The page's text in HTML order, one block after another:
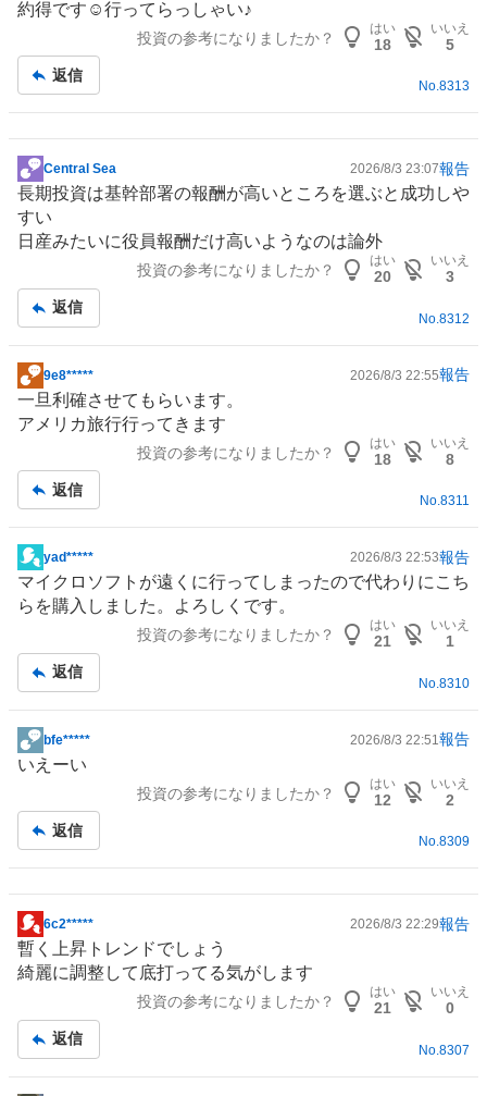
約得です☺行ってらっしゃい♪
投資の参考になりましたか？
はい
18
いいえ
5
返信
No.8313
掲
示
板
記
Central Sea 2026/8/3 23:07報告
長期投資は基幹部署の報酬が高いところを選ぶと成功しや
すい
日産みたいに役員報酬だけ高いようなのは論外
投資の参考になりましたか？
はい
20
いいえ
3
返信
No. 8312
掲
板
9e8***** 2026/8/3 22:55報告
一旦利確させてもらいます。
アメリカ旅行行ってきます
投資の参考になりましたか？
はい
18
いいえ
8
返信
No.8311
掲
示
板
yad***** 2026/8/3 22:53報告
マイクロソフトが遠くに行ってしまったので代わりにこち
らを購入しました。よろしくです。
投資の参考になりましたか？
はい
21
いいえ
1
返信
No. 8310
掲
示
事
bfe***** 2026/8/3 22:51 報告
いえーい
投資の参考になりましたか？
はい
12
いいえ
2
返信
No.8309
掲
示
板
6c2***** 2026/8/3 22:29報告
暫く上昇トレンドでしょう
綺麗に調整して底打ってる気がします
投資の参考になりましたか？
はい
21
いいえ
0
返信
No. 8307